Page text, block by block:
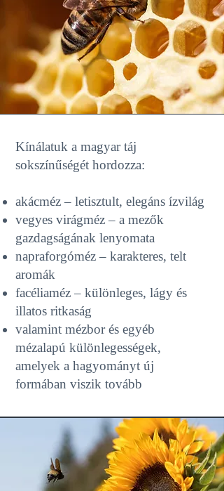
Kínálatuk a magyar táj
sokszínűségét hordozza:
akácméz – letisztult, elegáns ízvilág
vegyes virágméz – a mezők
gazdagságának lenyomata
napraforgóméz – karakteres, telt
aromák
facéliaméz – különleges, lágy és
illatos ritkaság
valamint mézbor és egyéb
mézalapú különlegességek,
amelyek a hagyományt új
formában viszik tovább